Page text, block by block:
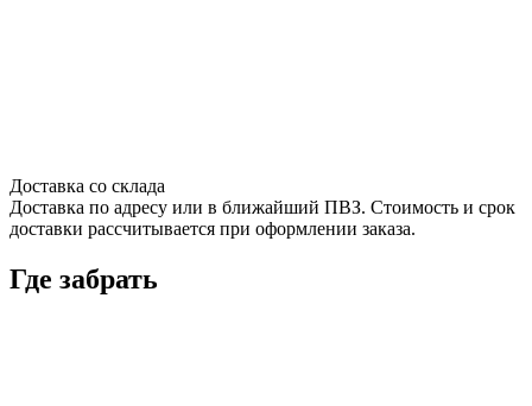
Доставка со склада
Доставка по адресу или в ближайший ПВЗ. Стоимость и срок
доставки рассчитывается при оформлении заказа.
Где забрать